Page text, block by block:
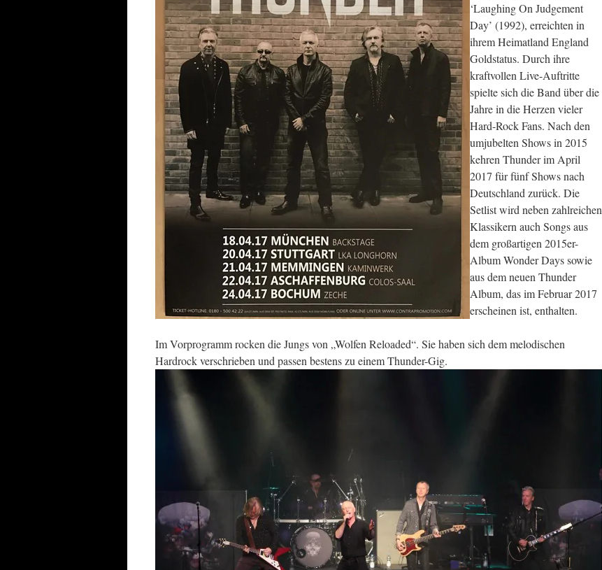
‘Laughing On Judgement
Day’ (1992), erreichten in
ihrem Heimatland England
Goldstatus. Durch ihre
kraftvollen Live-Auftritte
spielte sich die Band über die
Jahre in die Herzen vieler
Hard-Rock Fans. Nach den
umjubelten Shows in 2015
kehren Thunder im April
2017 für fünf Shows nach
Deutschland zurück. Die
Setlist wird neben zahlreichen
Klassikern auch Songs aus
dem großartigen 2015er-
Album Wonder Days sowie
aus dem neuen Thunder
Album, das im Februar 2017
erscheinen ist, enthalten.
Im Vorprogramm rocken die Jungs von „Wolfen Reloaded“. Sie haben sich dem melodischen
Hardrock verschrieben und passen bestens zu einem Thunder-Gig.